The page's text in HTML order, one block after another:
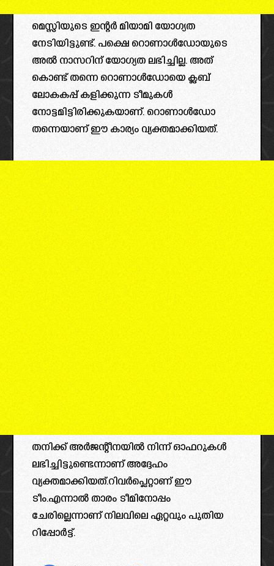
മെസ്സിയുടെ ഇന്റർ മിയാമി യോഗ്യത
നേടിയിട്ടുണ്ട്. പക്ഷെ റൊണാൾഡോയുടെ
അൽ നാസറിന് യോഗ്യത ലഭിച്ചില്ല. അത്
കൊണ്ട് തന്നെ റൊണാൾഡോയെ ക്ലബ്‌
ലോകകപ്പ് കളിക്കുന്ന ടീമുകൾ
നോട്ടമിട്ടിരിക്കുകയാണ്. റൊണാൾഡോ
തന്നെയാണ് ഈ കാര്യം വ്യക്തമാക്കിയത്.
തനിക്ക് അർജന്റീനയിൽ നിന്ന് ഓഫറുകൾ
ലഭിച്ചിട്ടുണ്ടെന്നാണ് അദ്ദേഹം
വ്യക്തമാക്കിയത്.റിവർപ്ലെറ്റാണ് ഈ
ടീം.എന്നാൽ താരം ടീമിനോപ്പം
ചേരില്ലെന്നാണ് നിലവിലെ ഏറ്റവും പുതിയ
റിപ്പോർട്ട്‌.